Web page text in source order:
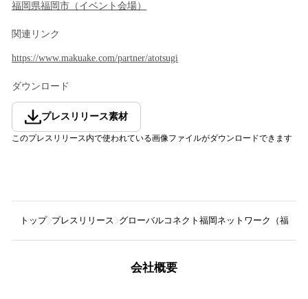
福岡県福岡市 （ イベント会場）
関連リンク
https://www.makuake.com/partner/atotsugi
ダウンロード
プレスリリース素材
このプレスリリース内で使われている画像ファイルがダウンロードできます
トップ プレスリリース グローバルコネクト福岡ネットワーク（福岡
会社概要